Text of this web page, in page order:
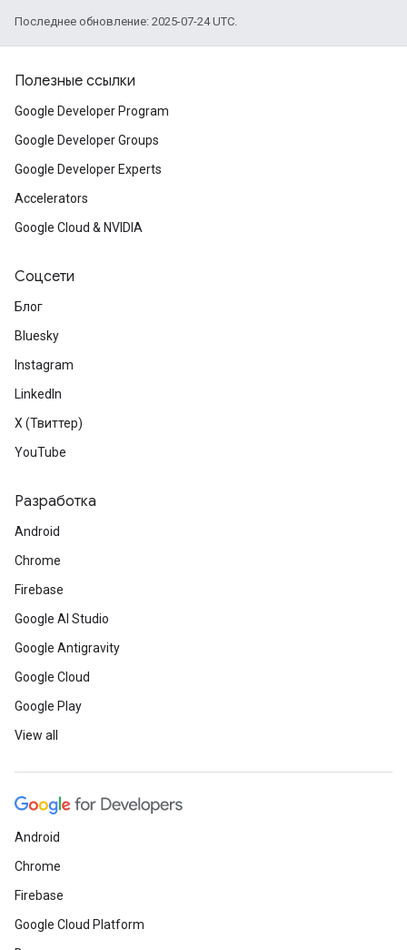
Последнее обновление: 2025-07-24 UTC.
Полезные ссылки
Google Developer Program
Google Developer Groups
Google Developer Experts
Accelerators
Google Cloud & NVIDIA
Соцсети
Блог
Bluesky
Instagram
LinkedIn
X (Твиттер)
YouTube
Разработка
Android
Chrome
Firebase
Google AI Studio
Google Antigravity
Google Cloud
Google Play
View all
Android
Chrome
Firebase
Google Cloud Platform